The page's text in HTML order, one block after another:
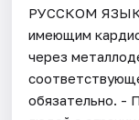
РУССКОМ
имеющим
через
обязательно. -